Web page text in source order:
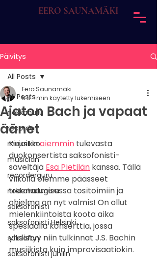
EERO SAUNAMÄKI
Päivitys
All Posts
nokkahuilu
recorder
muusikko
musician
recorderguru
nokkahuiluguru
saksofonisti
saksofonisti Helsinki
saksofoni
saksofonisti juhliin
All Posts
Ajaton Bach ja vapaat
äänet
Eero Saunamäki
6.3.1 min käytetty lukemiseen
Kirjoitin aiemmin tulevasta
duokonsertista saksofonisti-
säveltäjä Esa Pietilän kanssa. Tällä
viikolla olemme päässeet
treenaamisessa tositoimiin ja
ohjelma on nyt valmis! On ollut
mielenkiintoista koota aika
spesiaalia konserttia, jossa
yhdistyy niin tulkinnat J.S. Bachin
musiikista kuin improvisaatiokin.